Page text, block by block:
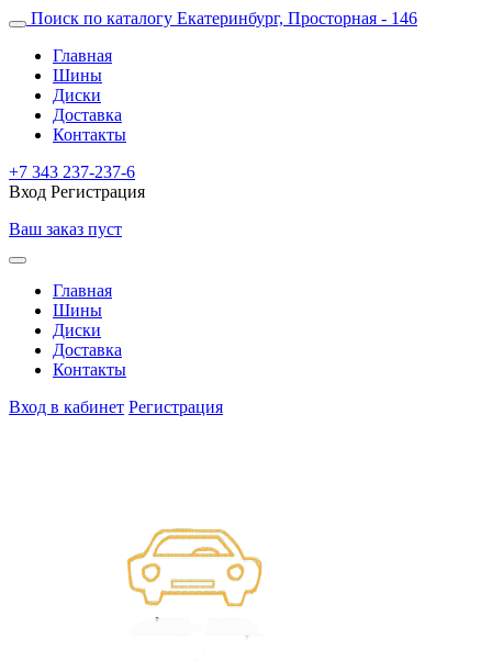
Поиск по каталогу Екатеринбург, Просторная - 146
Главная
Шины
Диски
Доставка
Контакты
+7 343 237-237-6
Вход Регистрация
Ваш заказ пуст
Главная
Шины
Диски
Доставка
Контакты
Вход в кабинет Регистрация